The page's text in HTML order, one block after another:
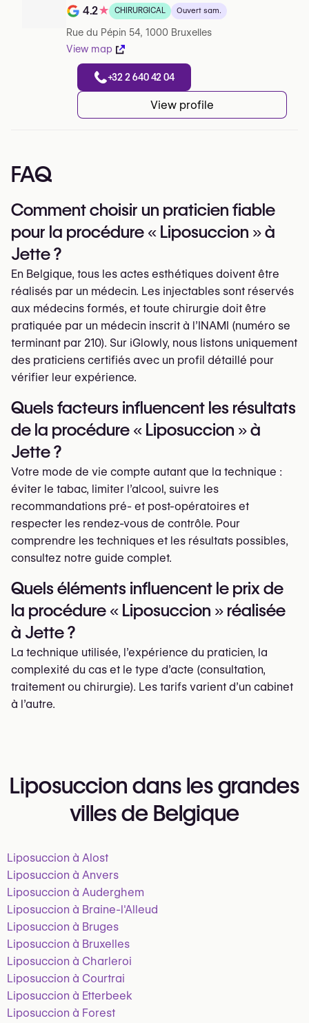
Note de 4.2 sur 5 sur Google
4.2★ CHIRURGICAL Ouvert sam.
Rue du Pépin 54, 1000 Bruxelles
View map
+32 2 640 42 04
View profile
FAQ
Comment choisir un praticien fiable
pour la procédure « Liposuccion » à
Jette ?
En Belgique, tous les actes esthétiques doivent être
réalisés par un médecin. Les injectables sont réservés
aux médecins formés, et toute chirurgie doit être
pratiquée par un médecin inscrit à l’INAMI (numéro se
terminant par 210). Sur iGlowly, nous listons uniquement
des praticiens certifiés avec un profil détaillé pour
vérifier leur expérience.
Quels facteurs influencent les résultats
de la procédure « Liposuccion » à
Jette ?
Votre mode de vie compte autant que la technique :
éviter le tabac, limiter l’alcool, suivre les
recommandations pré- et post-opératoires et
respecter les rendez-vous de contrôle. Pour
comprendre les techniques et les résultats possibles,
consultez notre guide complet.
Quels éléments influencent le prix de
la procédure « Liposuccion » réalisée
à Jette ?
La technique utilisée, l’expérience du praticien, la
complexité du cas et le type d’acte (consultation,
traitement ou chirurgie). Les tarifs varient d’un cabinet
à l’autre.
Liposuccion dans les grandes
villes de Belgique
Liposuccion à Alost
Liposuccion à Anvers
Liposuccion à Auderghem
Liposuccion à Braine-l'Alleud
Liposuccion à Bruges
Liposuccion à Bruxelles
Liposuccion à Charleroi
Liposuccion à Courtrai
Liposuccion à Etterbeek
Liposuccion à Forest